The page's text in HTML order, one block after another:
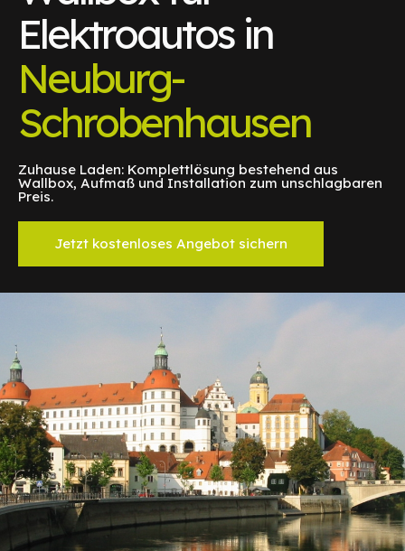
Elektroautos in
Neuburg-
Schrobenhausen
Zuhause Laden: Komplettlösung bestehend aus
Wallbox, Aufmaß und Installation zum unschlagbaren
Preis.
Jetzt kostenloses Angebot sichern